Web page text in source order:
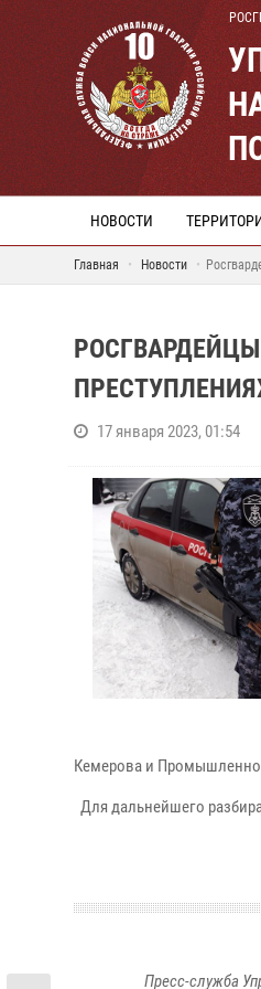
НОВОСТИ
Главная Новости
17 января 2023, 01:54
Кемерова и
Для дальнейшего
Пресс-служба